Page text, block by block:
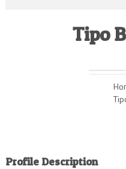
Tipo
Profile Description